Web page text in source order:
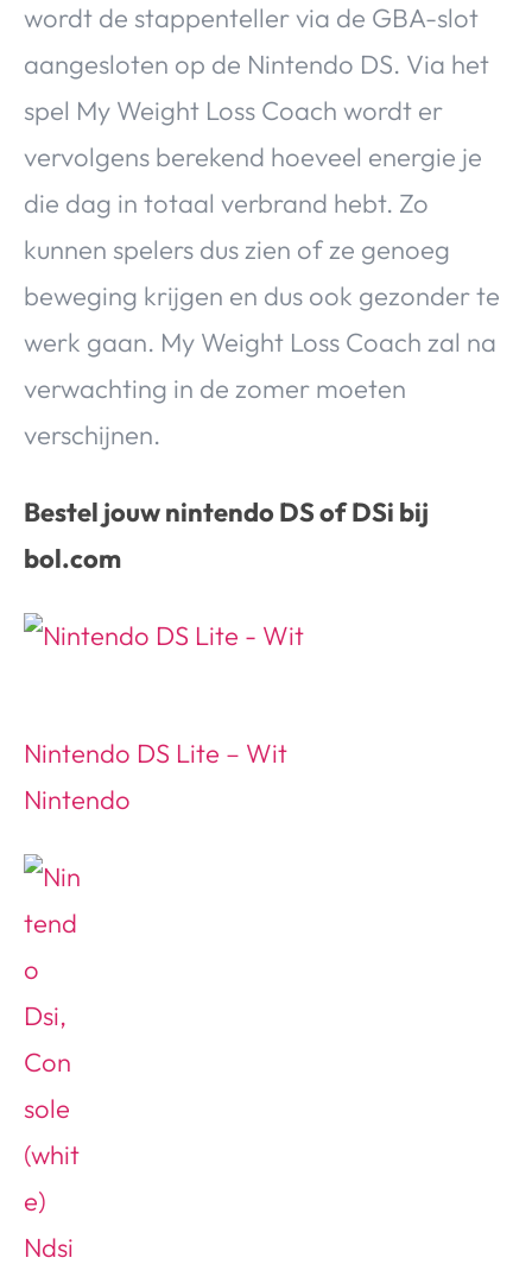
wordt de stappenteller via de GBA-slot
aangesloten op de Nintendo DS. Via het
spel My Weight Loss Coach wordt er
vervolgens berekend hoeveel energie je
die dag in totaal verbrand hebt. Zo
kunnen spelers dus zien of ze genoeg
beweging krijgen en dus ook gezonder te
werk gaan. My Weight Loss Coach zal na
verwachting in de zomer moeten
verschijnen.
Bestel jouw nintendo DS of DSi bij
bol.com
Nintendo DS Lite – Wit
Nintendo